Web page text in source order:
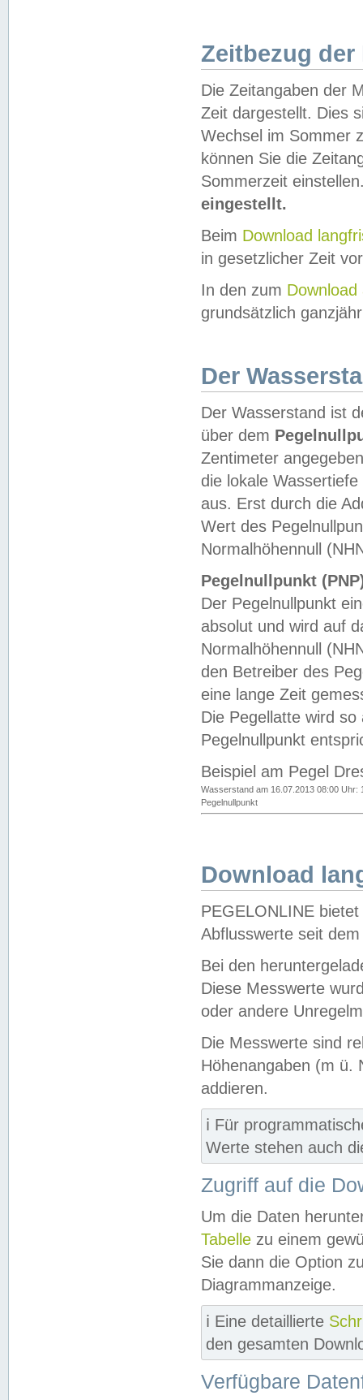
Zeitbezug der
Die Zeitangaben der
Zeit dargestellt. Dies
Wechsel im Sommer
können Sie die
Sommerzeit
eingestellt.
Beim Download
in gesetzlicher Zeit
In den zum Download
grundsätzlich
Der
Der Wasserstand ist
über dem
Zentimeter
die lokale
aus. Erst durch die
Wert des
Normalhöhennull
Pegelnullpunkt
Der Pegelnullpunkt
absolut und wird auf
Normalhöhennull
den Betreiber des
eine lange Zeit
Die Pegellatte wird
Pegelnullpunkt
Beispiel am Pegel
Wasserstand am 16.07.2013 08:00 Uhr:
Pegelnullpunkt
Download
PEGELONLINE
Abflusswerte seit
Bei den
Diese Messwerte
oder andere
Die Messwerte sind
Höhenangaben (m ü.
addieren.
ℹ️ Für
Werte stehen auch
Zugriff auf die
Um die Daten
Tabelle zu einem
Sie dann die Option
Diagrammanzeige.
ℹ️ Eine detaillierte
den gesamten
Verfügbare